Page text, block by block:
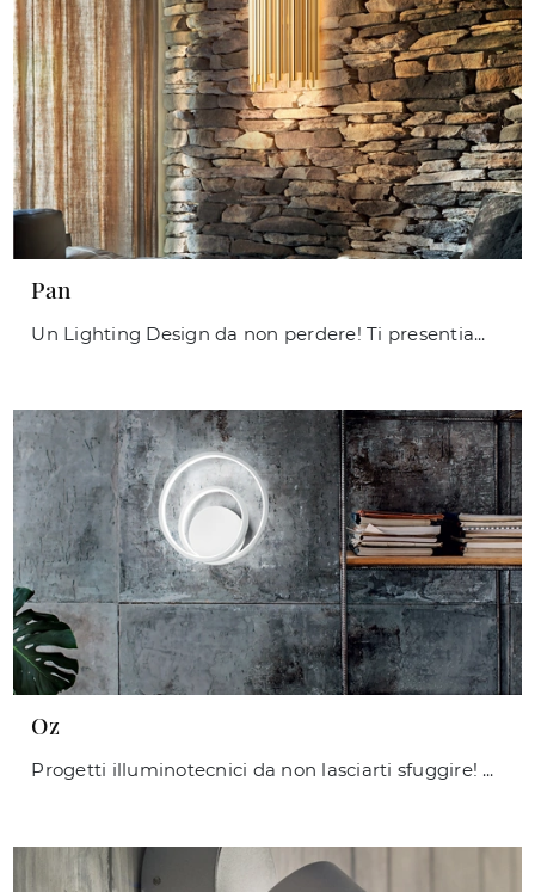
Pan
Un Lighting Design da non perdere! Ti presentiamo la lampada da parete Pan di Ideal Lux.
Oz
Progetti illuminotecnici da non lasciarti sfuggire! Ti presentiamo la lampada da parete Oz di Ideal Lux.